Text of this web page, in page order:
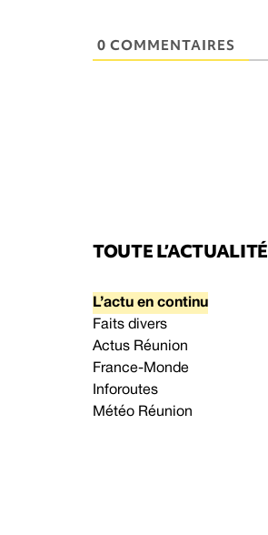
0 COMMENTAIRES
TOUTE L’ACTUALITÉ
L’actu en continu
Faits divers
Actus Réunion
France-Monde
Inforoutes
Météo Réunion